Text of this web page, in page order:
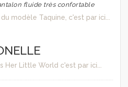
fluide très confortable
modèle Taquine, c'est par ici...
Her Little World c'est par ici...